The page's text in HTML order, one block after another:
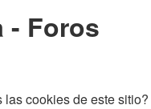
- Foros
las cookies de este sitio?